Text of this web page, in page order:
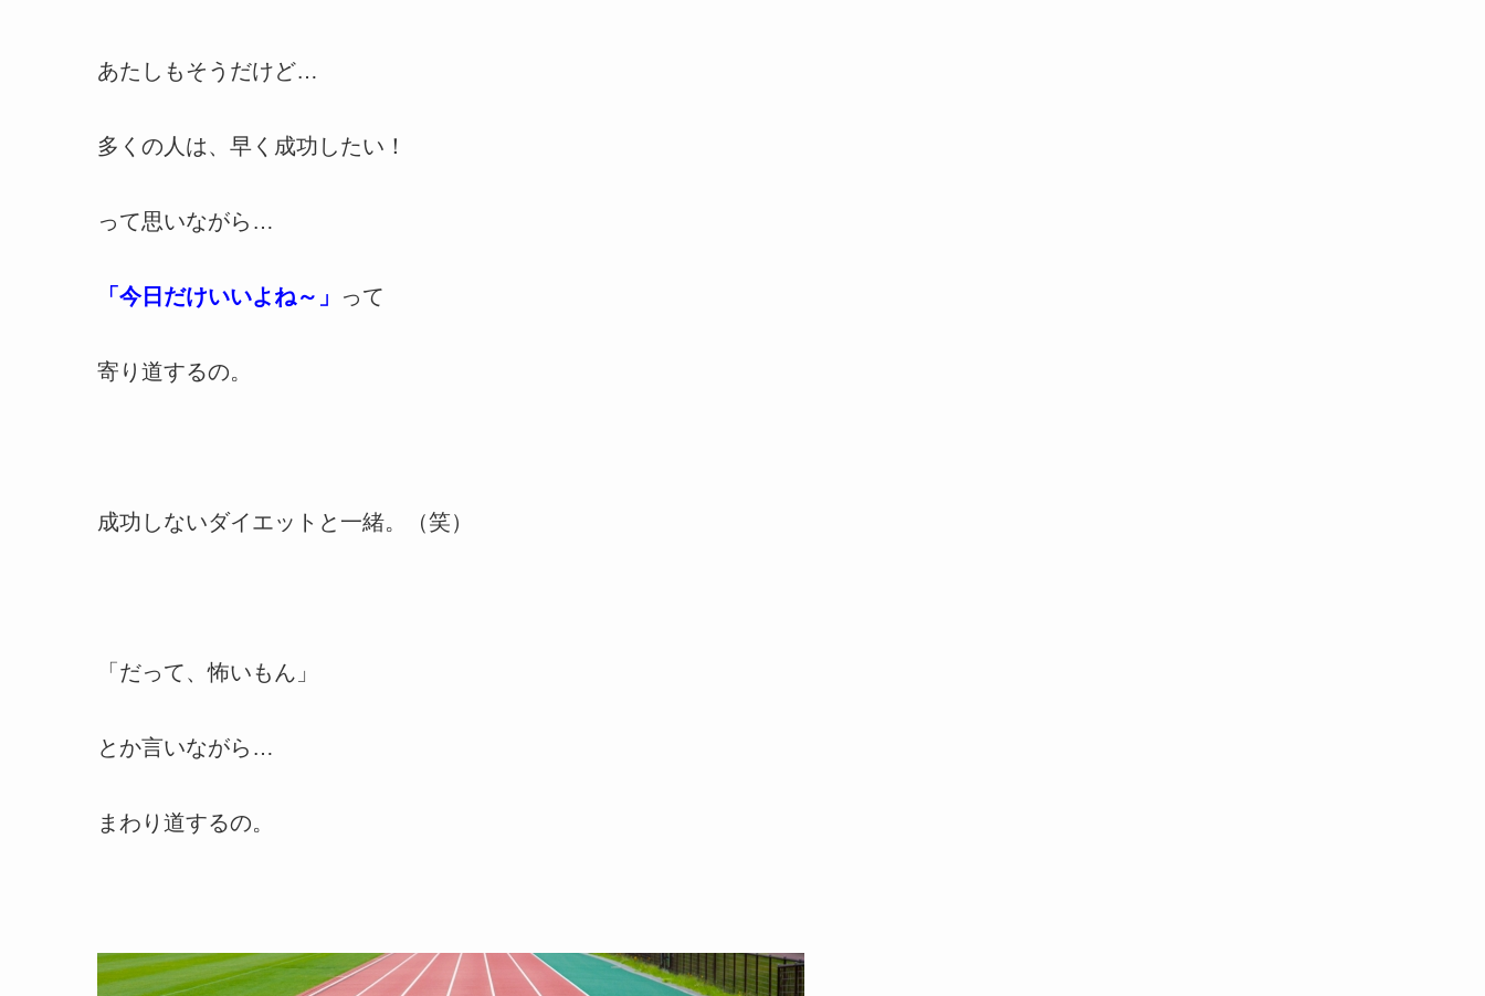
あたしもそうだけど…
多くの人は、早く成功したい！
って思いながら…
「今日だけいいよね～」 って
寄り道するの。
成功しないダイエットと一緒。（笑）
「だって、怖いもん」
とか言いながら…
まわり道するの。